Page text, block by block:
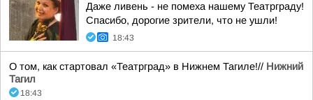
Даже ливень - не помеха нашему Театрграду!
Спасибо, дорогие зрители, что не ушли!
18:43
О том, как стартовал «Театрград» в Нижнем Тагиле!// Нижний
Тагил
18:43